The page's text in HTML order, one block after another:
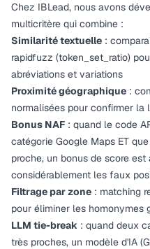
Chez IBLead, nous avons
multicritère qui combine :
Similarité textuelle :
rapidfuzz (token_set_ratio)
abréviations et variations
Proximité géographique :
normalisées pour confirmer la
Bonus NAF : quand le code
catégorie Google Maps ET
proche, un bonus de score
considérablement les faux
Filtrage par zone : matching
pour éliminer les homonymes
LLM tie-break : quand deux
très proches, un modèle d'IA